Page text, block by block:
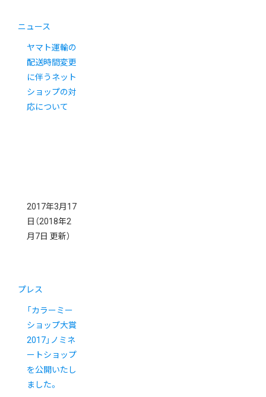
ニュース
ヤマト運輸の
配送時間変更
に伴うネット
ショップの対
応について
2017年3月17
日 （2018年2
月7日 更新）
プレス
「カラーミー
ショップ大賞
2017」ノミネ
ートショップ
を公開いたし
ました。